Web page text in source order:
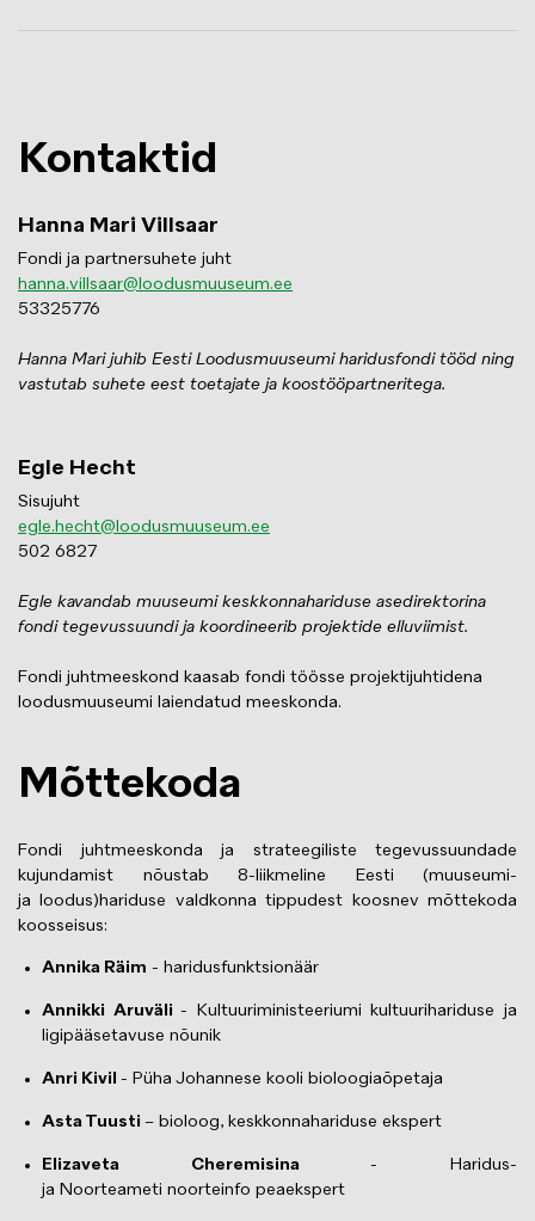
Kontaktid
Hanna Mari Villsaar
Fondi ja partnersuhete juht
hanna.villsaar@loodusmuuseum.ee
53325776
Hanna Mari juhib Eesti Loodusmuuseumi haridusfondi tööd ning
vastutab suhete eest toetajate ja koostööpartneritega.
Egle Hecht
Sisujuht
egle.hecht@loodusmuuseum.ee
502 6827
Egle kavandab muuseumi keskkonnahariduse asedirektorina
fondi tegevussuundi ja koordineerib projektide elluviimist.
Fondi juhtmeeskond kaasab fondi töösse projektijuhtidena
loodusmuuseumi laiendatud meeskonda.
Mõttekoda
Fondi juhtmeeskonda ja strateegiliste tegevussuundade
kujundamist nõustab 8-liikmeline Eesti (muuseumi-
ja loodus)hariduse valdkonna tippudest koosnev mõttekoda
koosseisus:
Annika Räim - haridusfunktsionäär
Annikki Aruväli- Kultuuriministeeriumi kultuurihariduse ja
ligipääsetavuse nõunik
Anri Kivil - Püha Johannese kooli bioloogiaõpetaja
Asta Tuusti – bioloog, keskkonnahariduse ekspert
Elizaveta Cheremisina- Haridus-
ja Noorteameti noorteinfo peaekspert